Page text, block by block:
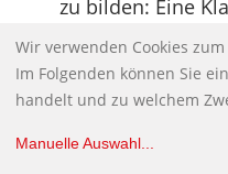
zu bilden: Eine
„dass der
nicht zerstört
Nato“.
Wie Robert
DIE LINKE den
Wir verwenden Cookies
Im Folgenden können Sie
handelt und zu welchem
Manuelle Auswahl...